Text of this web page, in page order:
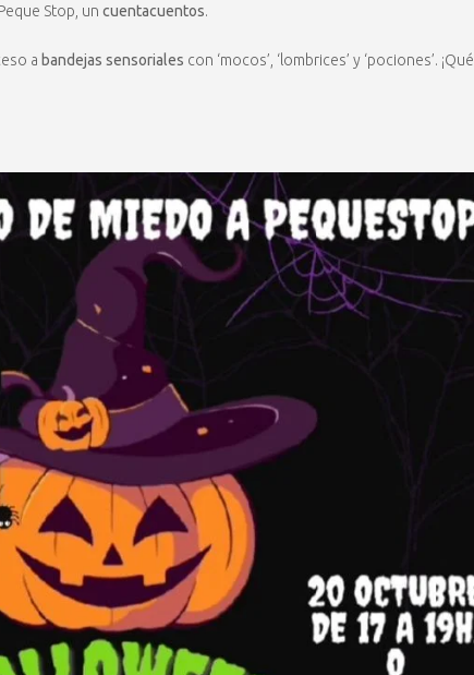
Stop, un cuentacuentos.
a bandejas sensoriales con ‘mocos’, ‘lombrices’ y ‘pociones’. ¡Qué